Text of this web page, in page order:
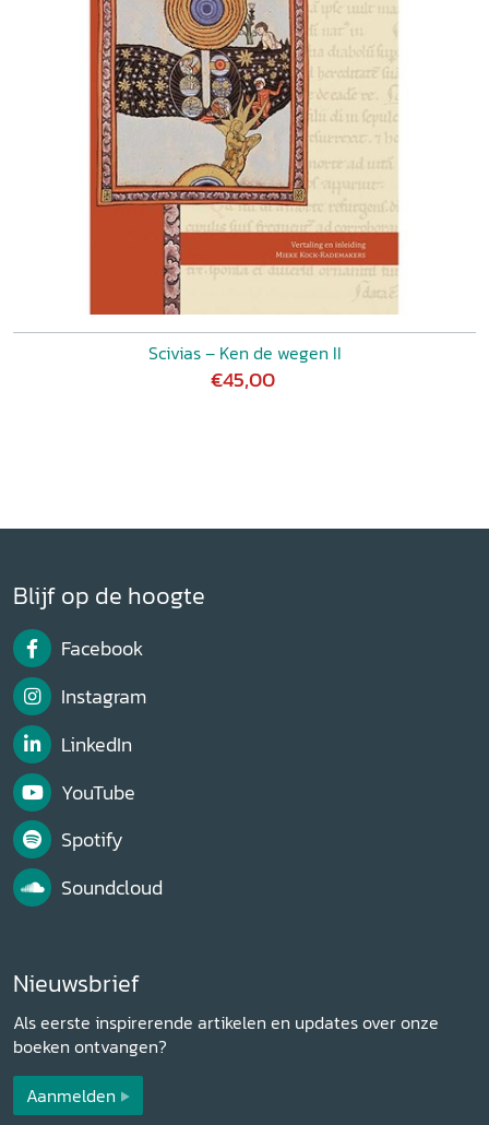
Scivias – Ken de wegen II
€45,00
Blijf op de hoogte
Facebook
Instagram
LinkedIn
YouTube
Spotify
Soundcloud
Nieuwsbrief
Als eerste inspirerende artikelen en updates over onze
boeken ontvangen?
Aanmelden